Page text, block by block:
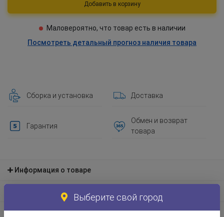
Добавить в корзину
Маловероятно, что товар есть в наличии
Посмотреть детальный прогноз наличия товара
Сборка и установка Доставка
Гарантия
Обмен и возврат
товара
Информация о товаре
Материал и экологическая информация
Информация по упаковке
Выберите свой город